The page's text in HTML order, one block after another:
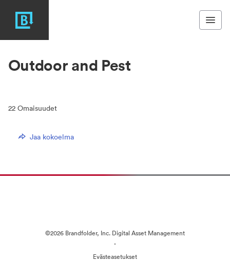
Outdoor and Pest
22 Omaisuudet
Jaa kokoelma
©2026 Brandfolder, Inc. Digital Asset Management
·
Evästeasetukset